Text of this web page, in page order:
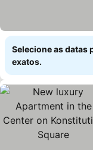
Selecione as datas
exatos.